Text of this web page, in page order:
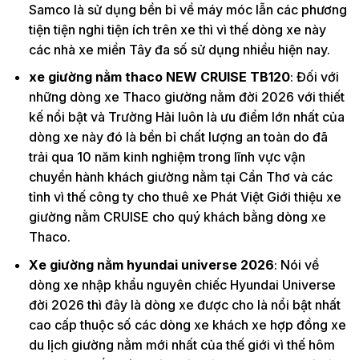
Samco là sử dụng bền bỉ về máy móc lẫn các phương
tiện tiện nghi tiện ích trên xe thì vì thế dòng xe này
các nhà xe miền Tây đa số sử dụng nhiều hiện nay.
xe giường nằm thaco NEW CRUISE TB120: Đối với
những dòng xe Thaco giường nằm đời 2026 với thiết
kế nổi bật và Trường Hải luôn là ưu điểm lớn nhất của
dòng xe này đó là bền bỉ chất lượng an toàn do đã
trải qua 10 năm kinh nghiệm trong lĩnh vực vận
chuyển hành khách giường nằm tại Cần Thơ và các
tỉnh vì thế công ty cho thuê xe Phát Việt Giới thiệu xe
giường nằm CRUISE cho quý khách bằng dòng xe
Thaco.
Xe giường nằm hyundai universe 2026: Nói về
dòng xe nhập khẩu nguyên chiếc Hyundai Universe
đời 2026 thì đây là dòng xe được cho là nổi bật nhất
cao cấp thuộc số các dòng xe khách xe hợp đồng xe
du lịch giường nằm mới nhất của thế giới vì thế hôm